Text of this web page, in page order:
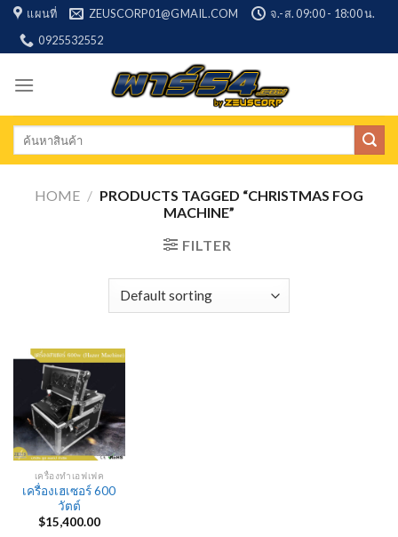
Skip
content
แผนที่ ZEUSCORP01@GMAIL.COM
จ.-ส. 09:00 - 18:00 น.
0925532552
Search
HOME / PRODUCTS TAGGED “CHRISTMAS FOG
MACHINE”
FILTER
เครื่องทำเอฟเฟค
เครื่องเฮเซอร์ 600
วัตต์
$15,400.00